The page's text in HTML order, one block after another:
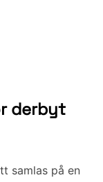
derbyt
samlas på en